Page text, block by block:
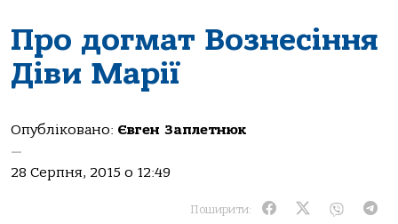
Про догмат Вознесіння
Діви Марії
Опубліковано: Євген Заплетнюк
—
28 Серпня, 2015 о 12:49
Поширити: